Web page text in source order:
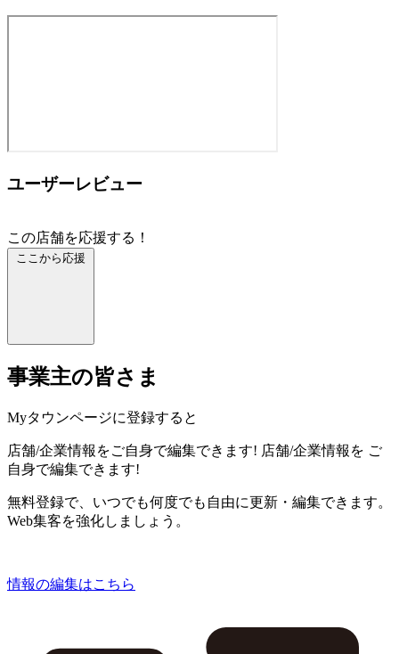
ユーザーレビュー
この店舗を応援する！
ここから応援
事業主の皆さま
Myタウンページに登録すると
店舗/企業情報をご自身で編集できます! 店舗/企業情報を ご
自身で編集できます!
無料登録で、いつでも何度でも自由に更新・編集できます。
Web集客を強化しましょう。
情報の編集はこちら